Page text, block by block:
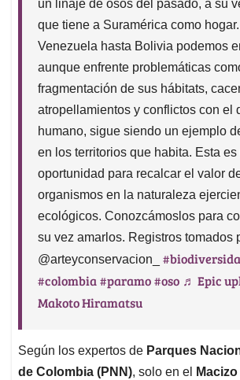
un linaje de osos del pasado, a su
que tiene a Suramérica como
Venezuela hasta Bolivia podemos
aunque enfrente problemáticas
fragmentación de sus hábitats,
atropellamientos y conflictos con el
humano, sigue siendo un ejemplo
en los territorios que habita. Esta es
oportunidad para recalcar el valor
organismos en la naturaleza
ecológicos. Conozcámoslos para
su vez amarlos. Registros tomados
@arteyconservacion_
#colombia#paramo#oso ♬ Epic
Makoto Hiramatsu
Según los expertos de Parques
de Colombia (PNN), solo en el